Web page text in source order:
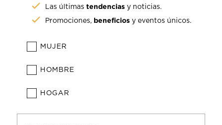
Las últimastendencias y noticias.
Promociones, beneficios y eventos únicos.
MUJER
HOMBRE
HOGAR